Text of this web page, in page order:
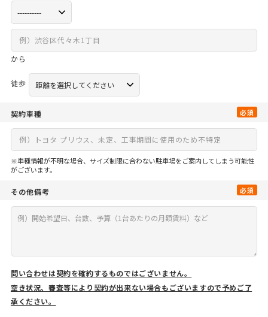
から
徒歩
契約車種 必須
※車種情報が不明な場合、サイズ制限に合わない駐車場をご案内してしまう可能性
がございます。
その他備考 必須
問い合わせは契約を確約するものではございません。
空き状況、審査等により契約が出来ない場合もございますので予めご了
承ください。